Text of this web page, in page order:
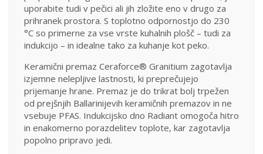
uporabite tudi v pečici ali jih zložite eno v drugo za
prihranek prostora. S toplotno odpornostjo do 230
°C so primerne za vse vrste kuhalnih plošč – tudi za
indukcijo – in idealne tako za kuhanje kot peko.
Keramični premaz Ceraforce® Granitium zagotavlja
izjemne nelepljive lastnosti, ki preprečujejo
prijemanje hrane. Premaz je do trikrat bolj trpežen
od prejšnjih Ballarinijevih keramičnih premazov in ne
vsebuje PFAS. Indukcijsko dno Radiant omogoča hitro
in enakomerno porazdelitev toplote, kar zagotavlja
popolno pripravo jedi.